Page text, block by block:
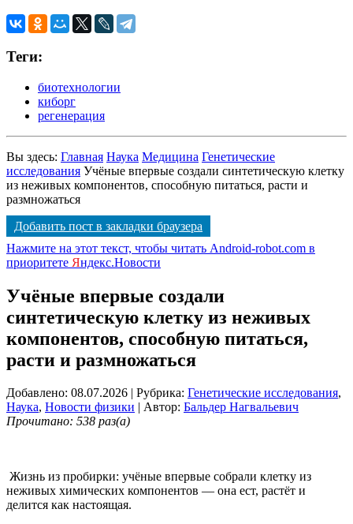
Теги:
биотехнологии
киборг
регенерация
Вы здесь: Главная Наука Медицина Генетические
исследования Учёные впервые создали синтетическую клетку
из неживых компонентов, способную питаться, расти и
размножаться
Добавить пост в закладки браузера
Нажмите на этот текст, чтобы читать Android-robot.com в
приоритете Яндекс.Новости
Учёные впервые создали
синтетическую клетку из неживых
компонентов, способную питаться,
расти и размножаться
Добавлено: 08.07.2026 | Рубрика: Генетические исследования,
Наука, Новости физики | Автор: Бальдер Нагвальевич
Прочитано: 538 раз(а)
Жизнь из пробирки: учёные впервые собрали клетку из
неживых химических компонентов — она ест, растёт и
делится как настоящая.